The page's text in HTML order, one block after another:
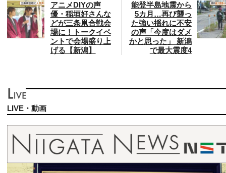
アニメDIYの声
優・稲垣好さんな
どが三条凧合戦会
場に！トークイベ
ントで会場盛り上
げる【新潟】
能登半島地震から
5カ月…再び襲っ
た強い揺れに不安
の声「今度はダメ
かと思った」 新潟
で最大震度4
LIVE・動画